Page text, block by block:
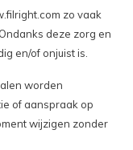
zo vaak
deze zorg en
en/of onjuist is.
worden
of aanspraak op
wijzigen zonder